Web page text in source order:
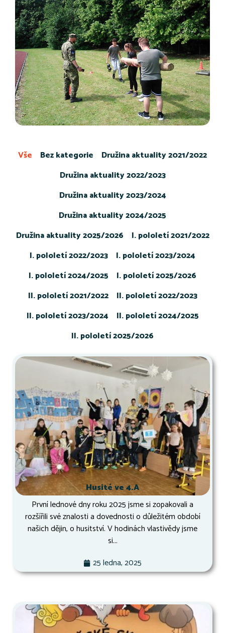
Bez kategorie
Družina aktuality 2021/2022
Družina aktuality 2022/2023
Družina aktuality 2023/2024
Družina aktuality 2024/2025
Družina aktuality 2025/2026
I. pololetí 2021/2022
I. pololetí 2022/2023
I. pololetí 2023/2024
I. pololetí 2024/2025
I. pololetí 2025/2026
II. pololetí 2021/2022
II. pololetí 2022/2023
II. pololetí 2023/2024
II. pololetí 2024/2025
II. pololetí 2025/2026
Vše
Husité ve 4.A
První lednové dny roku 2025 jsme si zopakovali a
rozšířili své znalosti a dovednosti o důležitém období
našich dějin, o husitství. V hodinách vlastivědy jsme
si...
25 ledna, 2025